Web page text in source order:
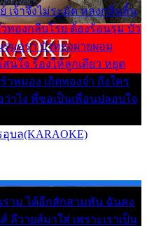
เจ้าจึงไม่ระมัด หลงกลิ่นลิ้น
ทองกลีบโรย ต้องร้อนรุม บัว
มอุรา บัวทองผ่ายผอม
นใจ ร้องไห้ลูกเดียว หยุด
าหมอง เถิดทองจ๋า ถึงใคร
ว่าไง พี่ขอเป็นเพื่อนปลอบใจ
อุบล(KARAOKE)
ราม ได้อีกสักสามพัน ฉันคง
ลีวายส์มาใส่ เพราะเราเป็น